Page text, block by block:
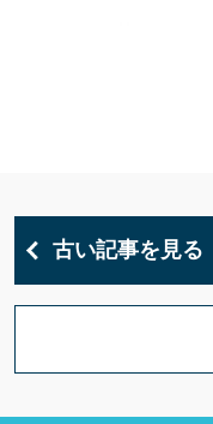
古い記事を見る